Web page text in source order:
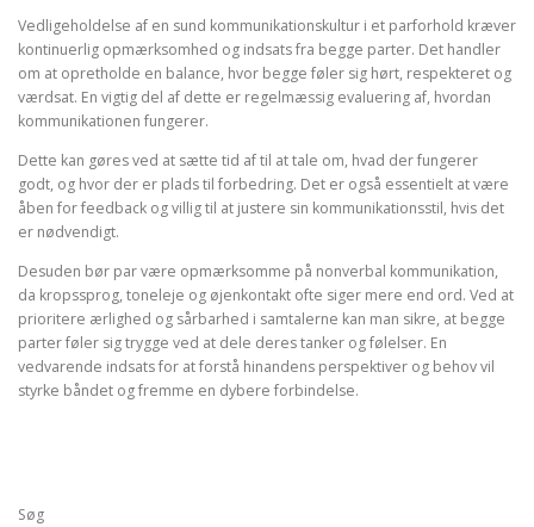
Vedligeholdelse af en sund kommunikationskultur i et parforhold kræver
kontinuerlig opmærksomhed og indsats fra begge parter. Det handler
om at opretholde en balance, hvor begge føler sig hørt, respekteret og
værdsat. En vigtig del af dette er regelmæssig evaluering af, hvordan
kommunikationen fungerer.
Dette kan gøres ved at sætte tid af til at tale om, hvad der fungerer
godt, og hvor der er plads til forbedring. Det er også essentielt at være
åben for feedback og villig til at justere sin kommunikationsstil, hvis det
er nødvendigt.
Desuden bør par være opmærksomme på nonverbal kommunikation,
da kropssprog, toneleje og øjenkontakt ofte siger mere end ord. Ved at
prioritere ærlighed og sårbarhed i samtalerne kan man sikre, at begge
parter føler sig trygge ved at dele deres tanker og følelser. En
vedvarende indsats for at forstå hinandens perspektiver og behov vil
styrke båndet og fremme en dybere forbindelse.
Søg